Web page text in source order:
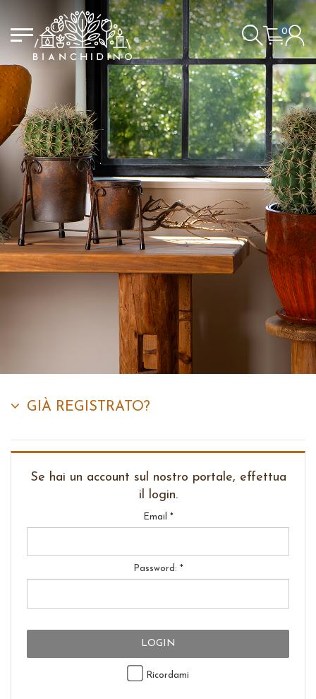
0
IL CARRELLO È VUOTO
ACCEDI/REGISTRATI
GIÀ REGISTRATO?
Se hai un account sul nostro portale, effettua
il login.
Email *
Password: *
LOGIN
Ricordami